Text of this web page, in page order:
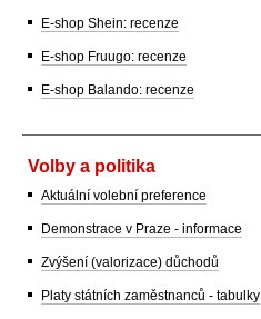
E-shop Shein: recenze
E-shop Fruugo: recenze
E-shop Balando: recenze
Volby a politika
Aktuální volební preference
Demonstrace v Praze - informace
Zvýšení (valorizace) důchodů
Platy státních zaměstnanců - tabulky